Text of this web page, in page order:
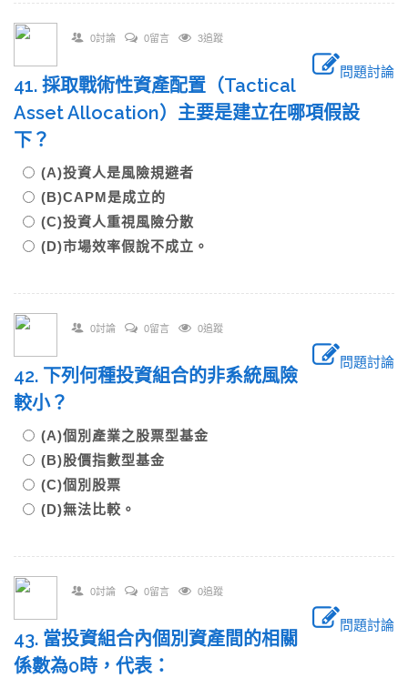
0討論 0留言 3追蹤
問題討論
41. 採取戰術性資產配置（Tactical
Asset Allocation）主要是建立在哪項假設
下？
(A)投資人是風險規避者
(B)CAPM是成立的
(C)投資人重視風險分散
(D)市場效率假說不成立。
0討論 0留言 0追蹤
問題討論
42. 下列何種投資組合的非系統風險
較小？
(A)個別產業之股票型基金
(B)股價指數型基金
(C)個別股票
(D)無法比較。
0討論 0留言 0追蹤
問題討論
43. 當投資組合內個別資產間的相關
係數為0時，代表：